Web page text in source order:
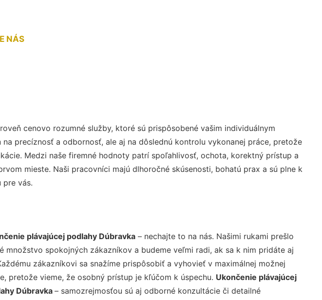
NÁS
cenovo rozumné služby, ktoré sú prispôsobené vašim individuálnym
precíznosť a odbornosť, ale aj na dôslednú kontrolu vykonanej práce, pretože
Medzi naše firemné hodnoty patrí spoľahlivosť, ochota, korektný prístup a
mieste. Naši pracovníci majú dlhoročné skúsenosti, bohatú prax a sú plne k
pre vás.
plávajúcej podlahy Dúbravka– nechajte to na nás. Našimi rukami prešlo
množstvo spokojných zákazníkov a budeme veľmi radi, ak sa k nim pridáte aj
zákazníkovi sa snažíme prispôsobiť a vyhovieť v maximálnej možnej
pretože vieme, že osobný prístup je kľúčom k úspechu. Ukončenie plávajúcej
Dúbravka – samozrejmosťou sú aj odborné konzultácie či detailné